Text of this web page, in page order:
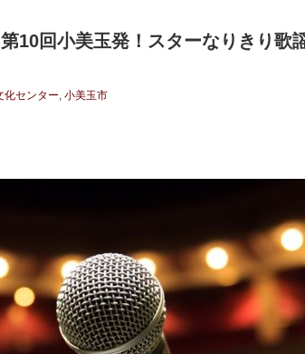
10回小美玉発！スターなりきり歌
化センター, 小美玉市